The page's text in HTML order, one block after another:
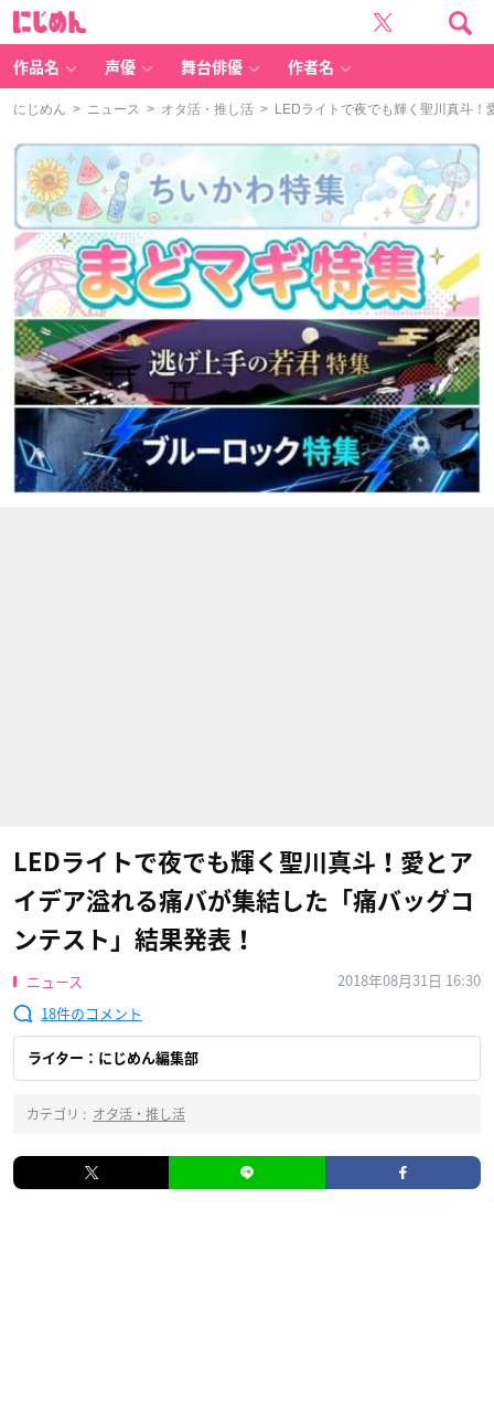
作品名 声優 舞台俳優 作者名
にじめん > ニュース > オタ活・推し活 > LEDライトで夜でも輝く聖川真斗！
LEDライトで夜でも輝く聖川真斗！愛とア
イデア溢れる痛バが集結した「痛バッグコ
ンテスト」結果発表！
ニュース
2018年08月31日 16:30
18
ライター：にじめん編集部
カテゴリ : オタ活・推し活